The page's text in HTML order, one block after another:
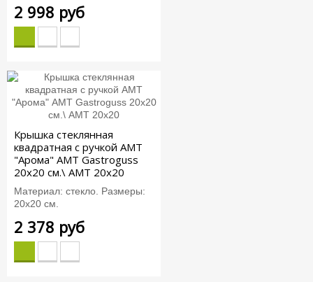
2 998 руб
Крышка стеклянная
квадратная c ручкой АМТ
"Арома" AMT Gastroguss
20x20 см.\ AMT 20x20
Материал: стекло. Размеры:
20х20 см.
2 378 руб